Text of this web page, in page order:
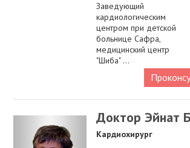
Заведующий
кардиологическим
центром при детской
больнице Сафра,
медицинский центр
"Шиба" ...
Доктор Эйнат
Кардиохирург